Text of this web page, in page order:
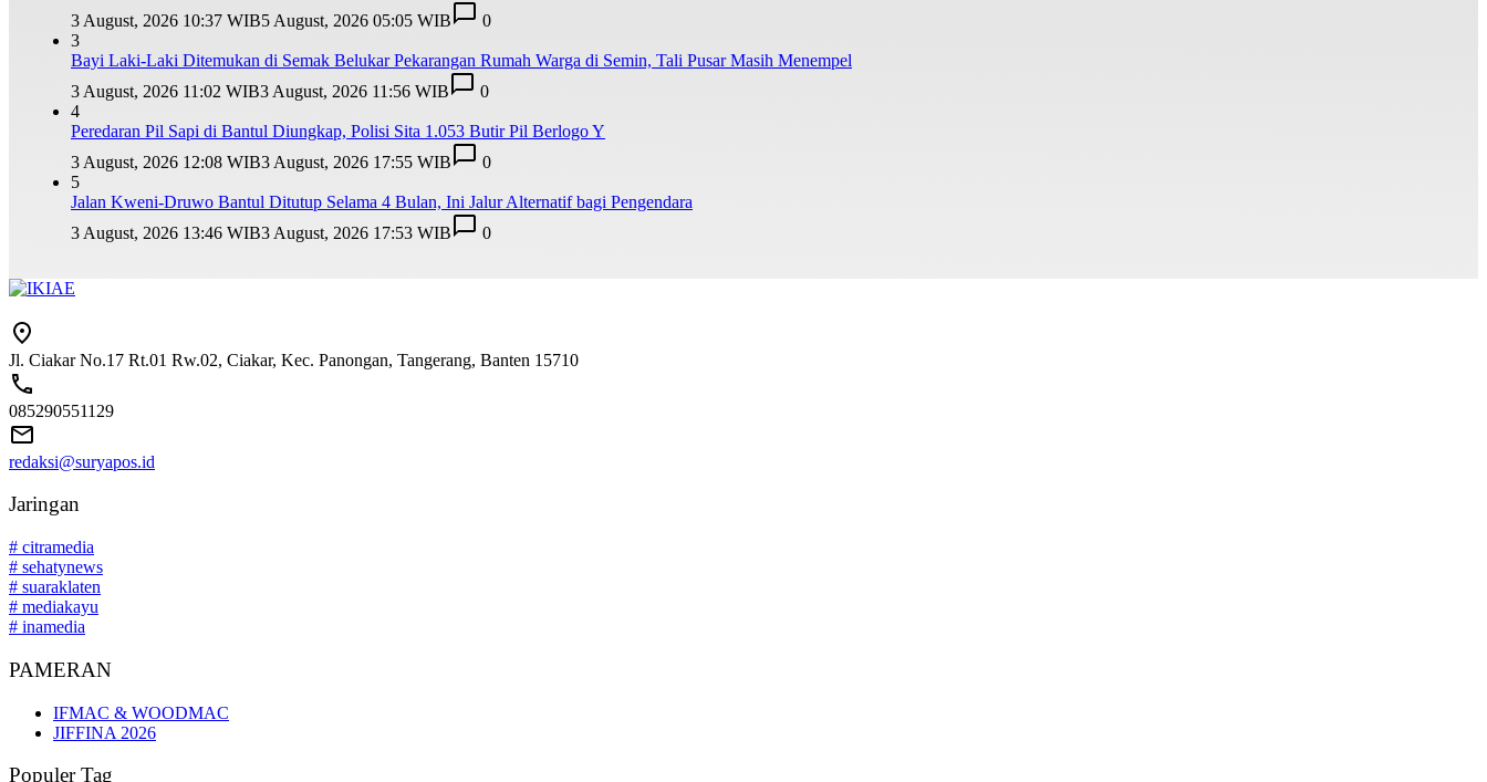
3 August, 2026 10:37 WIB5 August, 2026 05:05 WIB
0
3
Bayi Laki-Laki Ditemukan di Semak Belukar Pekarangan Rumah Warga di Semin, Tali Pusar Masih Menempel
3 August, 2026 11:02 WIB3 August, 2026 11:56 WIB
0
4
Peredaran Pil Sapi di Bantul Diungkap, Polisi Sita 1.053 Butir Pil Berlogo Y
3 August, 2026 12:08 WIB3 August, 2026 17:55 WIB
0
5
Jalan Kweni-Druwo Bantul Ditutup Selama 4 Bulan, Ini Jalur Alternatif bagi Pengendara
3 August, 2026 13:46 WIB3 August, 2026 17:53 WIB 0
Jl. Ciakar No.17 Rt.01 Rw.02, Ciakar, Kec. Panongan, Tangerang, Banten 15710
085290551129
redaksi@suryapos.id
Jaringan
# citramedia
# sehatynews
# suaraklaten
# mediakayu
# inamedia
PAMERAN
IFMAC & WOODMAC
JIFFINA 2026
Populer Tag